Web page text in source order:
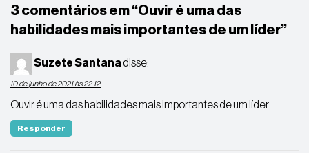
3 comentários em “Ouvir é uma das
habilidades mais importantes de um líder”
Suzete Santanadisse:
10 de junho de 2021 às 22:12
Ouvir é uma das habilidades mais importantes de um líder.
Responder